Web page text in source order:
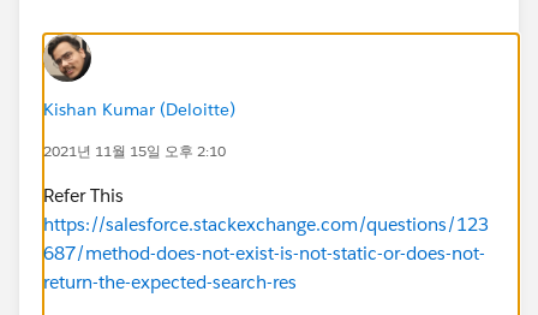
Kishan Kumar (Deloitte)
2021년 11월 15일 오후 2:10
Refer This
https://salesforce.stackexchange.com/questions/123
687/method-does-not-exist-is-not-static-or-does-not-
return-the-expected-search-res